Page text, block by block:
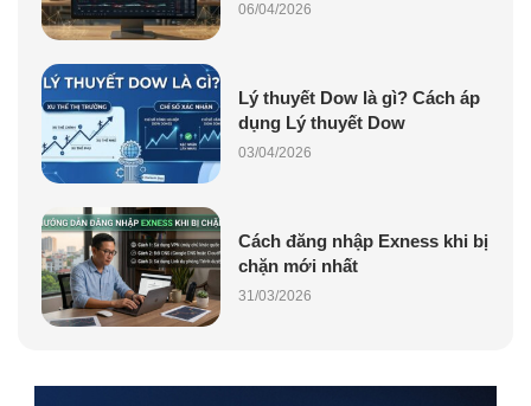
06/04/2026
Lý thuyết Dow là gì? Cách áp
dụng Lý thuyết Dow
03/04/2026
Cách đăng nhập Exness khi bị
chặn mới nhất
31/03/2026